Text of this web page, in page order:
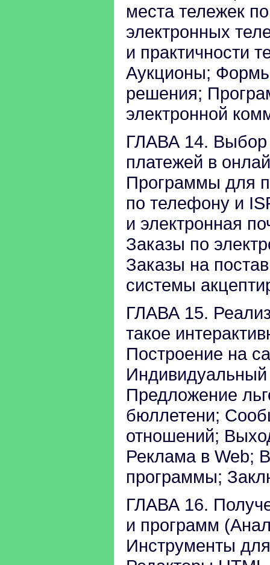
места тележек
электронных
и практичности
Аукционы;
решения;
электронной
ГЛАВА 14. Выбор
платежей в
Программы для
по телефону и
и электронная
Заказы по
Заказы на
системы
ГЛАВА 15.
такое
Построение на
Индивидуальный
Предложение
бюллетени;
отношений;
Реклама в Web;
программы;
ГЛАВА 16.
и программ
Инструменты